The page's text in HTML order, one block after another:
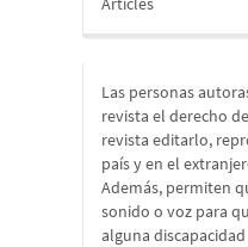
Las personas
revista el derecho
revista editarlo,
país y en el
Además, permiten
sonido o voz para
alguna